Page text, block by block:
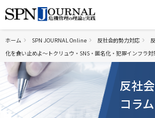
ホーム SPN JOURNAL Online 反社会的勢力対応
化を食い止めよ～トクリュウ・SNS・匿名化・犯罪インフラ
反社
コラム